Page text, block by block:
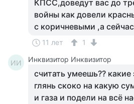
КПСС,доведут вас до
войны как довели
с коричневыми ,а
11 лет 1
ИИ Инквизитор Инквизитор
считать умеешь?? какие
глянь скоко на какую
и газа и подели на всё